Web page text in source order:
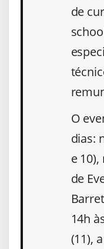
de
O
dias:
e
de
14h
(11),